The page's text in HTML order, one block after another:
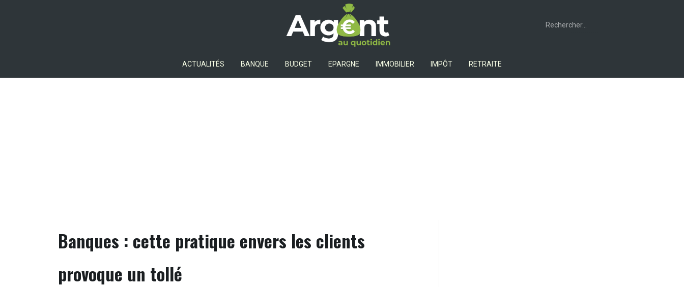
Argent Au Quotidien
ACTUALITÉS BANQUE BUDGET EPARGNE IMMOBILIER IMPÔT RETRAITE
Banques : cette pratique envers les clients
provoque un tollé